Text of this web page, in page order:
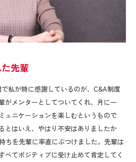
先輩
私が特に感謝しているのが、 C&A制度
がメンターとしてついてくれ、月に一
ュニケーションを楽しむというもので
とはいえ、やはり不安はありましたか
ちを先輩に率直にぶつけました。先輩は
べてポジティブに受け止めて肯定してく